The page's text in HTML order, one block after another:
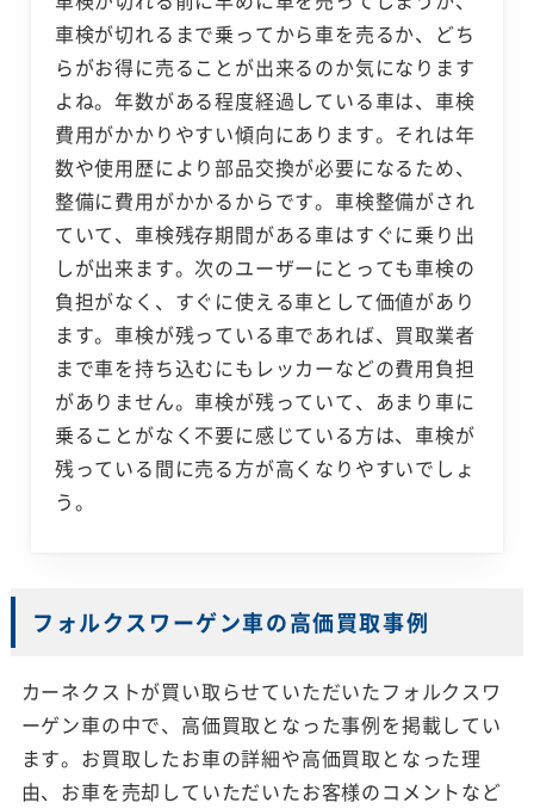
車検が切れるまで乗ってから車を売るか、どち
らがお得に売ることが出来るのか気になります
よね。年数がある程度経過している車は、車検
費用がかかりやすい傾向にあります。それは年
数や使用歴により部品交換が必要になるため、
整備に費用がかかるからです。車検整備がされ
ていて、車検残存期間がある車はすぐに乗り出
しが出来ます。次のユーザーにとっても車検の
負担がなく、すぐに使える車として価値があり
ます。車検が残っている車であれば、買取業者
まで車を持ち込むにもレッカーなどの費用負担
がありません。車検が残っていて、あまり車に
乗ることがなく不要に感じている方は、車検が
残っている間に売る方が高くなりやすいでしょ
う。
フォルクスワーゲン車の高価買取事例
カーネクストが買い取らせていただいたフォルクスワ
ーゲン車の中で、高価買取となった事例を掲載してい
ます。お買取したお車の詳細や高価買取となった理
由、お車を売却していただいたお客様のコメントなど